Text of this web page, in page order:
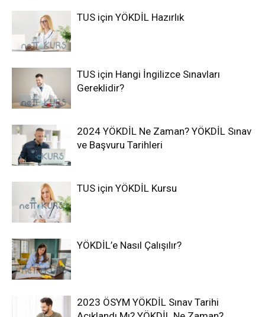
TUS için YÖKDİL Hazırlık
TUS için Hangi İngilizce Sınavları
Gereklidir?
2024 YÖKDİL Ne Zaman? YÖKDİL Sınav
ve Başvuru Tarihleri
TUS için YÖKDİL Kursu
YÖKDİL’e Nasıl Çalışılır?
2023 ÖSYM YÖKDİL Sınav Tarihi